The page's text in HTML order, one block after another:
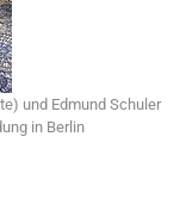
und Edmund Schuler
in Berlin